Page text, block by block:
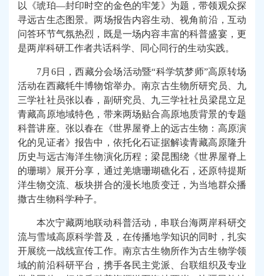
以《琥珀—封印时空的金色的牢笼》为题，带领观众探
寻远古生态图景。两场报告内容生动、视角前沿，互动
问答环节气氛热烈， 既是一场内容丰富的科普盛宴，更
是两岸科研工作者共话科学、同心同行的生动实践。
7月6日，西藏分会场活动暨“科学筑梦师”高原转场
活动在西藏牦牛博物馆举办。南京古生物所研究员、九
三学社社员张以春 ， 副研究员、九三学社社员梁昆立足
青藏高原地域特色，带来两场贴合高原地质背景的专题
科普讲座。张以春在《世界屋脊上的远古生物：高原演
化的见证者》报告中，依托化石证据解读青藏高原隆升
历史与远古海洋生物演化历程；梁昆围绕 《世界屋脊上
的珊瑚》展开分享，通过羌塘珊瑚礁化石，还原特提斯
洋生物交流、板块拼合的漫长地质变迁，为当地群众播
撒古生物科学种子。
本次宁藏两地联动科普活动，串联台海两岸科研交
流与雪域高原科学普及，在传播地学知识的同时，扎实
开展统一战线宣传工作。南京古生物所作为古生物学领
域的前沿科研平台，携手各民主党派、台联组织及专业